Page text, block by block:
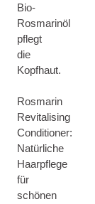
Bio-
Rosmarinöl
pflegt
die
Kopfhaut.
Rosmarin
Revitalising
Conditioner:
Natürliche
Haarpflege
für
schönen